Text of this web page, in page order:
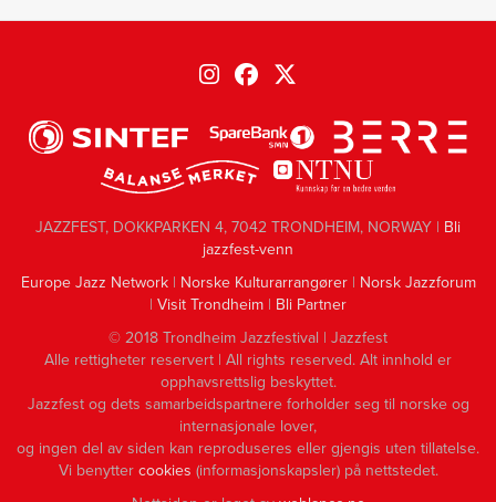
JAZZFEST, DOKKPARKEN 4, 7042 TRONDHEIM, NORWAY | Bli
jazzfest-venn
Europe Jazz Network| Norske Kulturarrangører| Norsk Jazzforum
| Visit Trondheim | Bli Partner
© 2018 Trondheim Jazzfestival | Jazzfest
Alle rettigheter reservert | All rights reserved. Alt innhold er
opphavsrettslig beskyttet.
Jazzfest og dets samarbeidspartnere forholder seg til norske og
internasjonale lover,
og ingen del av siden kan reproduseres eller gjengis uten tillatelse.
Vi benytter cookies (informasjonskapsler) på nettstedet.